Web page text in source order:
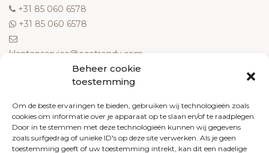
Beheer cookie
toestemming
Om de beste ervaringen te bieden, gebruiken wij technologieën zoals
cookies om informatie over je apparaat op te slaan en/of te raadplegen.
Door in te stemmen met deze technologieën kunnen wij gegevens
zoals surfgedrag of unieke ID's op deze site verwerken. Als je geen
toestemming geeft of uw toestemming intrekt, kan dit een nadelige
‎+31 85 060 6578
‎+31 85 060 6578
klantenservice@ecotrendy.com
Meest gestelde vragen
Contact
Algemene voorwaarden
Retourneren